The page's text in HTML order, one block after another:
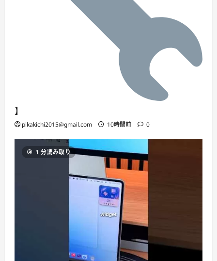
】
pikakichi2015@gmail.com 10時間前 0
1 分読み取り